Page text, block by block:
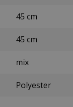
45 cm
45 cm
mix
Polyester